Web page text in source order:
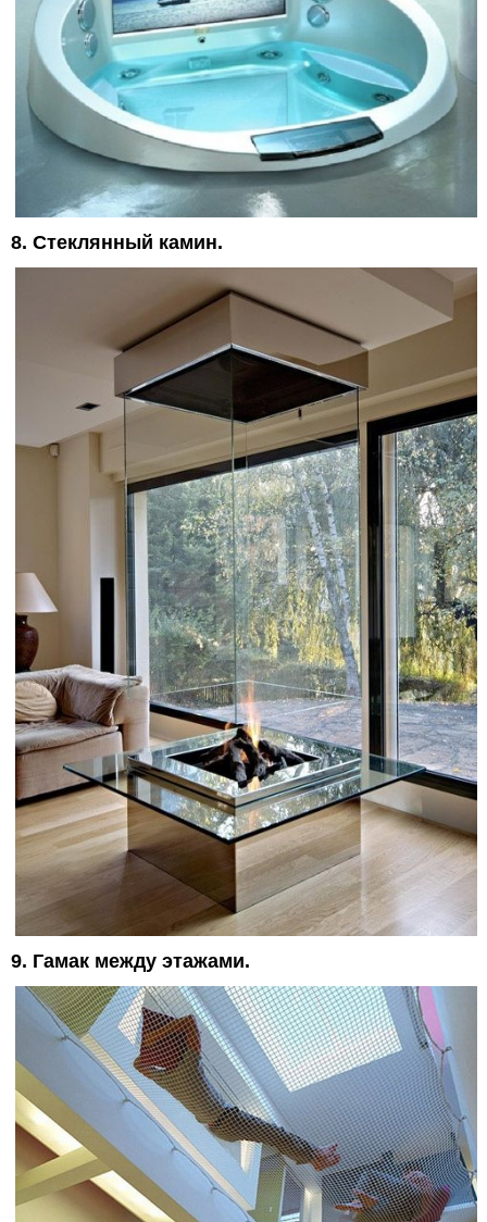
8. Стеклянный камин.
9. Гамак между этажами.